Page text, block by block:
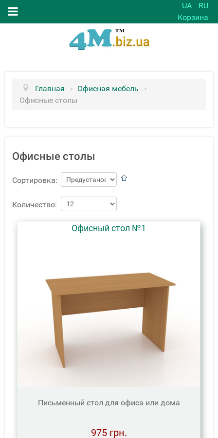
UA
RU
Корзина
Главная > Офисная мебель >
Офисные столы
Офисные столы
Сортировка:
Количество:
Офисный стол №1
Письменный стол для офиса или дома
975 грн.